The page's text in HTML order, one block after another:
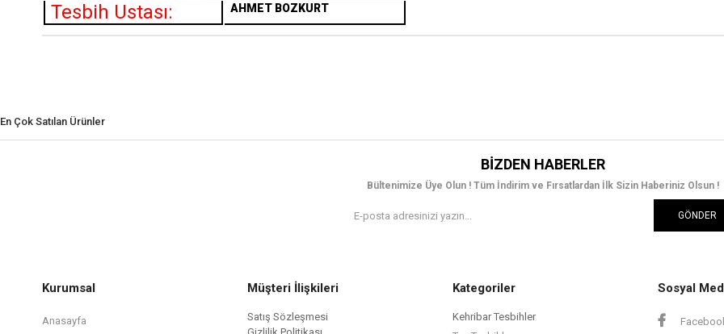
Tesbih Ustası: AHMET BOZKURT
En Çok Satılan Ürünler
BIZDEN HABERLER
Bültenimize Üye Olun ! Tüm İndirim ve Fırsatlardan İlk Sizin Haberiniz Olsun !
GÖNDER
Kurumsal
Anasayfa
Müşteri İlişkileri
Satış Sözleşmesi
Kategoriler
Kehribar Tesbihler
Sosyal